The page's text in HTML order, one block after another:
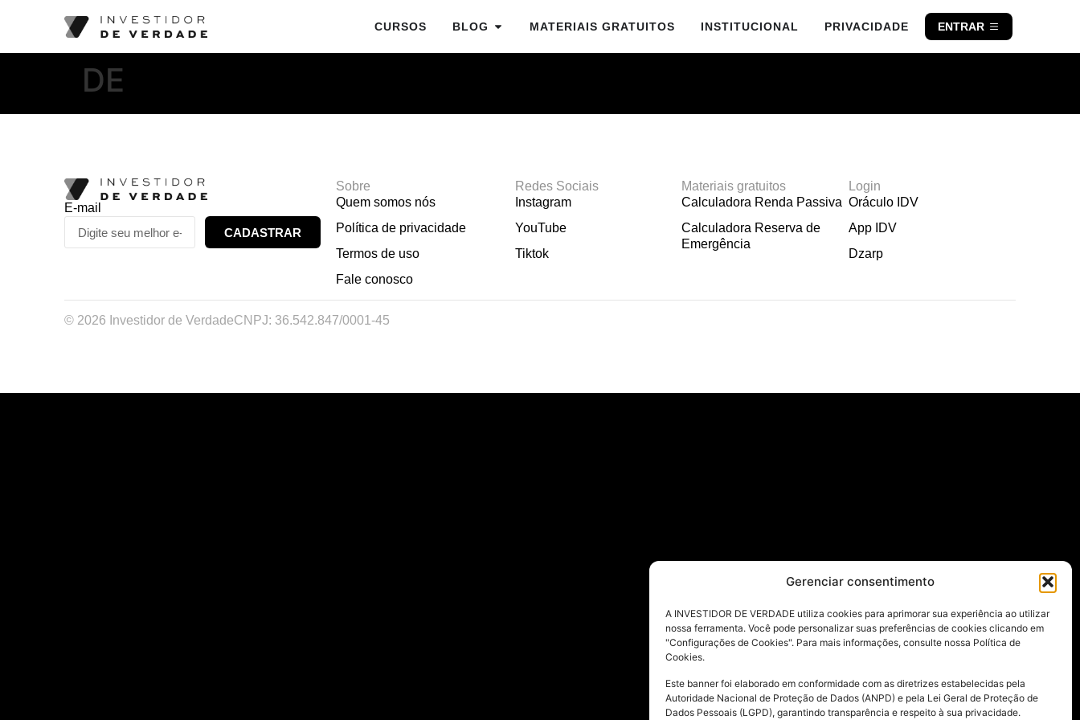
Gerenciar consentimento
A INVESTIDOR DE VERDADE utiliza cookies para aprimorar sua experiência ao utilizar
nossa ferramenta. Você pode personalizar suas preferências de cookies clicando em
"Configurações de Cookies". Para mais informações, consulte nossa Política de
Cookies.
Este banner foi elaborado em conformidade com as diretrizes estabelecidas pela
Autoridade Nacional de Proteção de Dados (ANPD) e pela Lei Geral de Proteção de
Dados Pessoais (LGPD), garantindo transparência e respeito à sua privacidade.
CURSOS BLOG MATERIAIS GRATUITOS INSTITUCIONAL PRIVACIDADE ENTRAR
DE
E-mail
CADASTRAR
Sobre
Quem somos nós
Política de privacidade
Termos de uso
Fale conosco
Redes Sociais
Instagram
YouTube
Tiktok
Materiais gratuitos
Calculadora Renda Passiva
Calculadora Reserva de
Emergência
Login
Oráculo IDV
App IDV
Dzarp
© 2026 Investidor de VerdadeCNPJ: 36.542.847/0001-45